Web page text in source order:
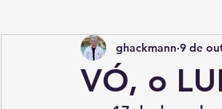
VÓ, o
ghackmann 9 de